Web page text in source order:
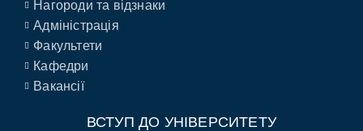
Нагороди та відзнаки
Адміністрація
Факультети
Кафедри
Вакансії
ВСТУП ДО УНІВЕРСИТЕТУ